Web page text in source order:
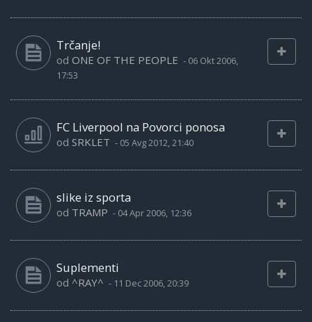
Trčanje!
od ONE OF THE PEOPLE - 06 Okt 2006,
17:53
FC Liverpool na Povorci ponosa
od SRKLET - 05 Avg 2012, 21:40
slike iz sporta
od TRAMP - 04 Apr 2006, 12:36
Suplementi
od ^RAY^ - 11 Dec 2006, 20:39